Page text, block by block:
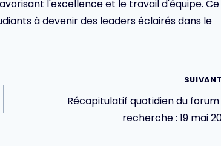
l'excellence et le travail d'équipe. Ce
à devenir des leaders éclairés dans le
SUIVANT
Récapitulatif quotidien du
recherche : 19 mai